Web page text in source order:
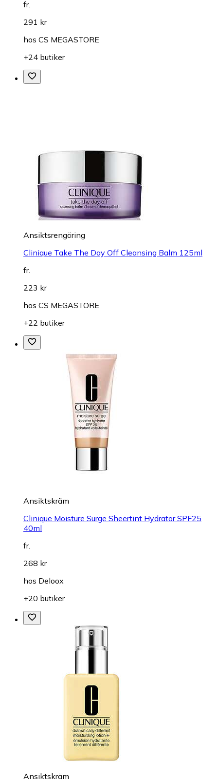
fr.
291 kr
hos CS MEGASTORE
+24 butiker
Ansiktsrengöring
Clinique Take The Day Off Cleansing Balm 125ml
fr.
223 kr
hos CS MEGASTORE
+22 butiker
Ansiktskräm
Clinique Moisture Surge Sheertint Hydrator SPF25
40ml
fr.
268 kr
hos Deloox
+20 butiker
Ansiktskräm